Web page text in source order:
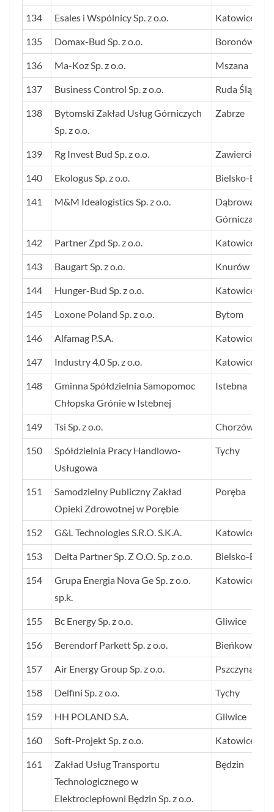
134 Esales i Wspólnicy Sp. z o.o. Katowice
135 Domax-Bud Sp. z o.o. Boronów
136 Ma-Koz Sp. z o.o. Mszana
137 Business Control Sp. z o.o. Ruda Śląska
138
Bytomski Zakład Usług Górniczych
Sp. z o.o.
Zabrze
139 Rg Invest Bud Sp. z o.o. Zawiercie
140 Ekologus Sp. z o.o. Bielsko-Biała
141 M&M Idealogistics Sp. z o.o.
Dąbrowa
Górnicza
142 Partner Zpd Sp. z o.o. Katowice
143 Baugart Sp. z o.o. Knurów
144 Hunger-Bud Sp. z o.o. Katowice
145 Loxone Poland Sp. z o.o. Bytom
146 Alfamag P.S.A. Katowice
147 Industry 4.0 Sp. z o.o. Katowice
148
Gminna Spółdzielnia Samopomoc
Chłopska Grónie w Istebnej
Istebna
149 Tsi Sp. z o.o. Chorzów
150
Spółdzielnia Pracy Handlowo-
Usługowa
Tychy
151
Samodzielny Publiczny Zakład
Opieki Zdrowotnej w Porębie
Poręba
152 G&L Technologies S.R.O. S.K.A. Katowice
153 Delta Partner Sp. Z O.O. Sp. z o.o. Bielsko-Biała
154
Grupa Energia Nova Ge Sp. z o.o.
sp.k.
Katowice
155 Bc Energy Sp. z o.o. Gliwice
156 Berendorf Parkett Sp. z o.o. Bieńkowice
157 Air Energy Group Sp. z o.o. Pszczyna
158 Delfini Sp. z o.o. Tychy
159 HH POLAND S.A. Gliwice
160 Soft-Projekt Sp. z o.o. Katowice
161
Zakład Usług Transportu
Technologicznego w
Elektrociepłowni Będzin Sp. z o.o.
Będzin